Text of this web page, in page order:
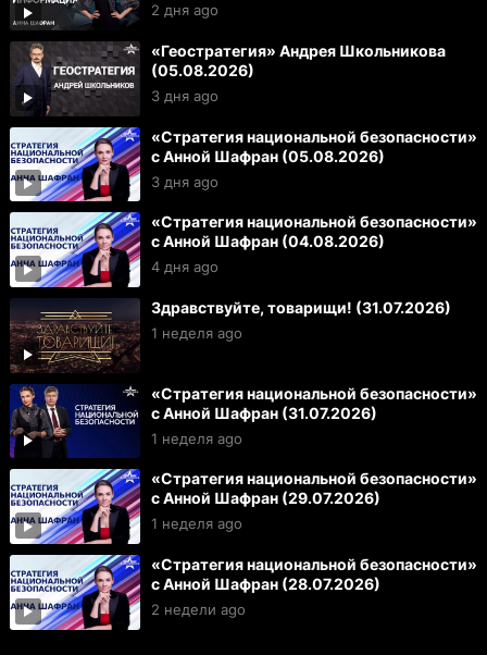
2 дня ago
«Геостратегия» Андрея Школьникова
(05.08.2026)
3 дня ago
«Стратегия национальной безопасности»
с Анной Шафран (05.08.2026)
3 дня ago
«Стратегия национальной безопасности»
с Анной Шафран (04.08.2026)
4 дня ago
Здравствуйте, товарищи! (31.07.2026)
1 неделя ago
«Стратегия национальной безопасности»
с Анной Шафран (31.07.2026)
1 неделя ago
«Стратегия национальной безопасности»
с Анной Шафран (29.07.2026)
1 неделя ago
«Стратегия национальной безопасности»
с Анной Шафран (28.07.2026)
2 недели ago